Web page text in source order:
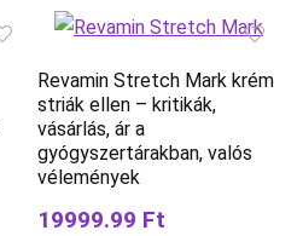
Revamin Stretch Mark krém
striák ellen – kritikák,
vásárlás, ár a
gyógyszertárakban, valós
vélemények
19999.99 Ft